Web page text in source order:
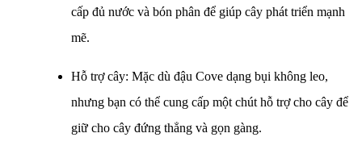
cấp đủ nước và bón phân để giúp cây phát triển mạnh
mẽ.
Hỗ trợ cây: Mặc dù đậu Cove dạng bụi không leo,
nhưng bạn có thể cung cấp một chút hỗ trợ cho cây để
giữ cho cây đứng thẳng và gọn gàng.